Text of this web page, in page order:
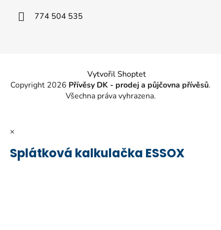
774 504 535
Vytvořil Shoptet
Copyright 2026 Přívěsy DK - prodej a půjčovna přívěsů.
Všechna práva vyhrazena.
×
Splátková kalkulačka ESSOX